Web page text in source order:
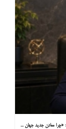
یادداشت ویژه هفته محیط‌زیست دبیر انجمن خدمات اقتصاد چرخشی در همشهری: «چرا معادن جدید جهان زیر زمین نیستند؟»